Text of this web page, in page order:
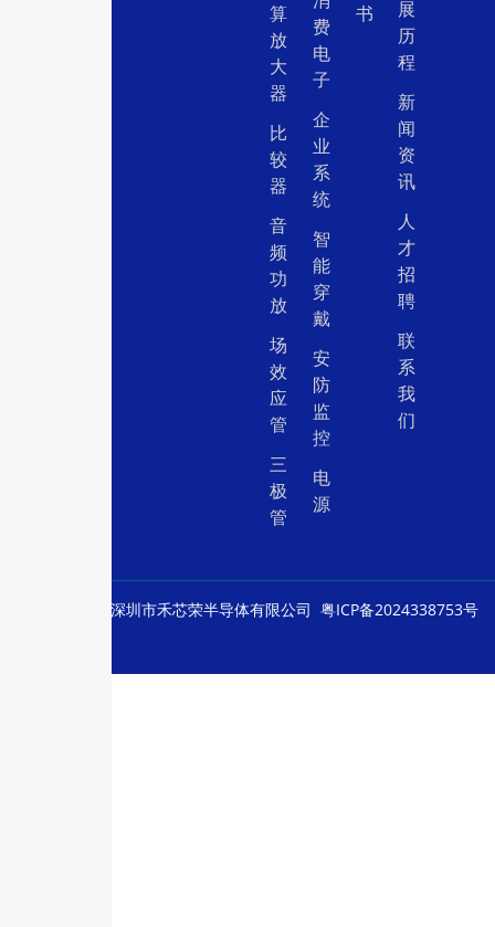
算
放
大
器
比
较
器
音
频
功
放
场
效
应
管
三
极
管
费
电
子
企
业
系
统
智
能
穿
戴
安
防
监
控
电
源
书
展
历
程
新
闻
资
讯
人
才
招
聘
联
系
我
们
深圳市禾芯荣半导体有限公司 粤ICP备2024338753号